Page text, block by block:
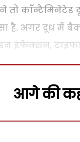
तो कॉन्टैमिनेटेड
है. अगर दूध में
इंफेक्शन,
आगे की